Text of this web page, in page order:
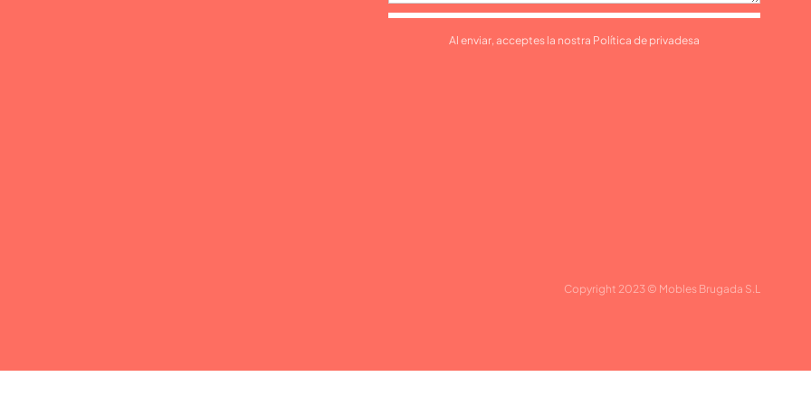
Al enviar, acceptes la nostra Política de privadesa
Copyright 2023 © Mobles Brugada S.L